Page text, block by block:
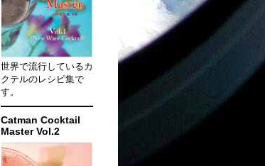
世界で流行しているカ
クテルのレシピ集で
す。
Catman Cocktail
Master Vol.2